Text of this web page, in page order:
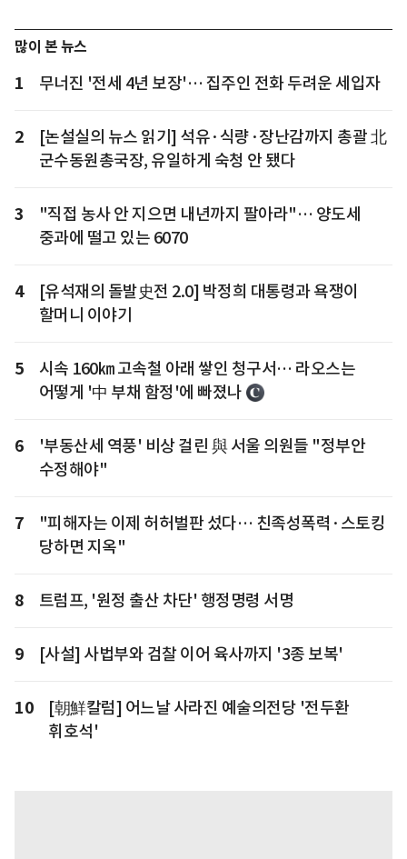
많이 본 뉴스
1 무너진 '전세 4년 보장'… 집주인 전화 두려운 세입자
2
[논설실의 뉴스 읽기] 석유·식량·장난감까지 총괄 北
군수동원총국장, 유일하게 숙청 안 됐다
3
"직접 농사 안 지으면 내년까지 팔아라"… 양도세
중과에 떨고 있는 6070
4
[유석재의 돌발史전 2.0] 박정희 대통령과 욕쟁이
할머니 이야기
5
시속 160㎞ 고속철 아래 쌓인 청구서… 라오스는
어떻게 '中 부채 함정'에 빠졌나
6
'부동산세 역풍' 비상 걸린 與 서울 의원들 "정부안
수정해야"
7
"피해자는 이제 허허벌판 섰다… 친족성폭력·스토킹
당하면 지옥"
8 트럼프, '원정 출산 차단' 행정명령 서명
9 [사설] 사법부와 검찰 이어 육사까지 '3종 보복'
10
[朝鮮칼럼] 어느날 사라진 예술의전당 '전두환
휘호석'